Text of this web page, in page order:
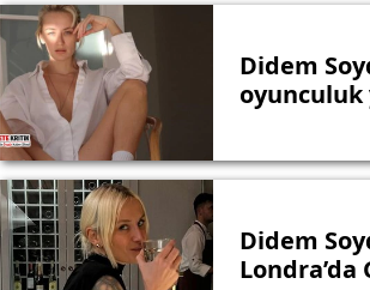
Didem
oyunculuk
Didem
Londra’da